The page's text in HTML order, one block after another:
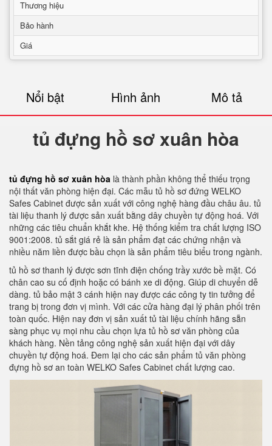
Thương hiệu
Bảo hành
Giá
Nổi bật Hình ảnh Mô tả
tủ đựng hồ sơ xuân hòa
tủ đựng hồ sơ xuân hòa là thành phần không thể thiếu trọng
nội thất văn phòng hiện đại. Các mẫu tủ hồ sơ đứng WELKO
Safes Cabinet được sản xuất với công nghệ hàng đầu châu âu. tủ
tài liệu thanh lý được sản xuất bằng dây chuyền tự động hoá. Với
những các tiêu chuẩn khắt khe. Hệ thống kiểm tra chất lượng ISO
9001:2008. tủ sắt giá rẻ là sản phẩm đạt các chứng nhận và
nhiều năm liền được bầu chọn là sản phẩm tiêu biểu trong ngành.
tủ hồ sơ thanh lý được sơn tĩnh điện chống trầy xước bề mặt. Có
chân cao su cố định hoặc có bánh xe di động. Giúp di chuyển dễ
dàng. tủ bảo mật 3 cánh hiện nay được các công ty tin tưởng để
trang bị trong đơn vị mình. Với các cửa hàng đại lý phân phối trên
toàn quốc. Hiện nay đơn vị sản xuất tủ tài liệu chính hãng sẵn
sàng phục vụ mọi nhu cầu chọn lựa tủ hồ sơ văn phòng của
khách hàng. Nền tảng công nghệ sản xuất hiện đại với dây
chuyền tự động hoá. Đem lại cho các sản phẩm tủ văn phòng
đựng hồ sơ an toàn WELKO Safes Cabinet chất lượng cao.